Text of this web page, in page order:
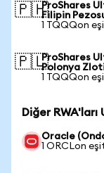
🇵🇭ProShares
Filipin
1 TQQQon
🇵🇱ProShares
Polonya
1 TQQQon
Diğer
Oracle
1 ORCLon